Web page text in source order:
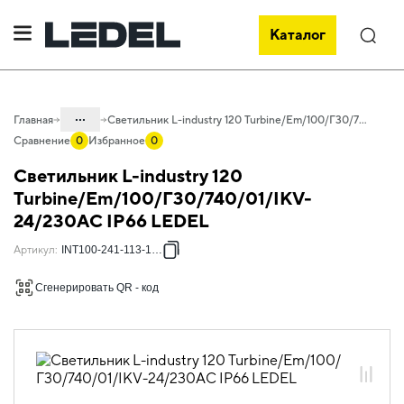
Каталог Поиск
Главная ...
Проектное освещение LEDEL
Светильники для промышленного
L-industry Turbine
Светильник L-industry 120 Turbine/Em/100/Г30/740/01/IKV-24/230AC IP66 LEDEL
Сравнение 0 Избранное 0
Светильник L-industry 120
Turbine/Em/100/Г30/740/01/IKV-
24/230AC IP66 LEDEL
Артикул: INT100-241-113-1281
Сгенерировать QR - код